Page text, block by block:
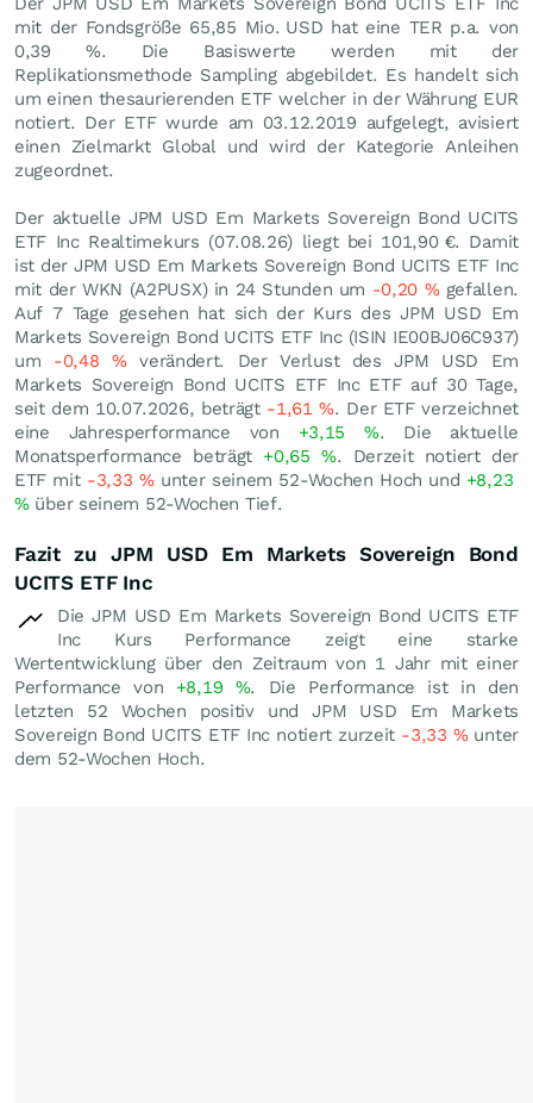
mit der Fondsgröße 65,85 Mio. USD hat eine TER p.a. von
0,39 %. Die Basiswerte werden mit der
Replikationsmethode Sampling abgebildet. Es handelt sich
um einen thesaurierenden ETF welcher in der Währung EUR
notiert. Der ETF wurde am 03.12.2019 aufgelegt, avisiert
einen Zielmarkt Global und wird der Kategorie Anleihen
zugeordnet.
Der aktuelle JPM USD Em Markets Sovereign Bond UCITS
ETF Inc Realtimekurs (07.08.26) liegt bei 101,90 €. Damit
ist der JPM USD Em Markets Sovereign Bond UCITS ETF Inc
mit der WKN (A2PUSX) in 24 Stunden um -0,20 %gefallen.
Auf 7 Tage gesehen hat sich der Kurs des JPM USD Em
Markets Sovereign Bond UCITS ETF Inc (ISIN IE00BJ06C937)
um -0,48 %verändert. Der Verlust des JPM USD Em
Markets Sovereign Bond UCITS ETF Inc ETF auf 30 Tage,
seit dem 10.07.2026, beträgt -1,61%. Der ETF verzeichnet
eine Jahresperformance von +3,15%. Die aktuelle
Monatsperformance beträgt +0,65 %. Derzeit notiert der
ETF mit -3,33 %unter seinem 52-Wochen Hoch und +8,23
%über seinem 52-Wochen Tief.
Fazit zu JPM USD Em Markets Sovereign Bond
UCITS ETF Inc
Die JPM USD Em Markets Sovereign Bond UCITS ETF
Inc Kurs Performance zeigt eine starke
Wertentwicklung über den Zeitraum von 1 Jahr mit einer
Performance von +8,19 %. Die Performance ist in den
letzten 52 Wochen positiv und JPM USD Em Markets
Sovereign Bond UCITS ETF Inc notiert zurzeit -3,33 %unter
dem 52-Wochen Hoch.